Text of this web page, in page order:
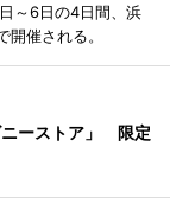
～6日の4日間、浜
催される。
ニーストア」 限定